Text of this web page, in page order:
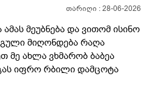
თარიღი :28-06-2026
მეუბნება და ვითომ ისინო
გული მიღონდება რაღა
მე ახლა ვხმარობ ბაბეა
იფრო რბილი დამცოტა